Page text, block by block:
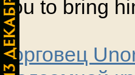
you to bring
Торговец